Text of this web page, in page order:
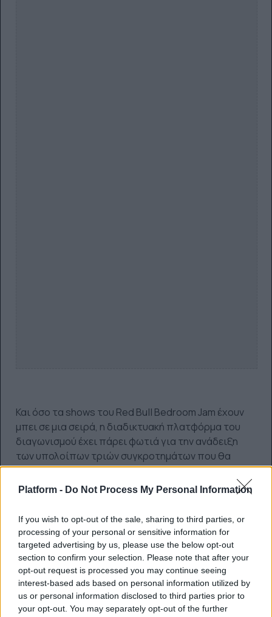
Platform - Do Not Process My Personal Information
If you wish to opt-out of the sale, sharing to third parties, or
processing of your personal or sensitive information for
targeted advertising by us, please use the below opt-out
section to confirm your selection. Please note that after your
opt-out request is processed you may continue seeing
interest-based ads based on personal information utilized by
us or personal information disclosed to third parties prior to
your opt-out. You may separately opt-out of the further
Και όσο τα shows του Red Bull Bedroom Jam έχουν
μπει σε μια σειρά, η διαδικτυακή πλατφόρμα του
διαγωνισμού έχει πάρει φωτιά για την ανάδειξη
των υπολοίπων τριών συγκροτημάτων που θα
διεκδικήσουν μια θέση στη μεγάλη σκηνή. Ως τις 2
Μαΐου μπάντες και καλλιτέχνες μπορούν να
www.redbullbedroomjam.gr με σκοπό να ακουστούν
όσο γίνεται περισσότερο. Σύμμαχό τους σε αυτό
έχουν το πιστό κοινό τους, φίλους και φαν, που θα
μπουν, θα δουν το βίντεο και θα κάνουν «φασαρία»
με όσο περισσότερα shares, likes & views.